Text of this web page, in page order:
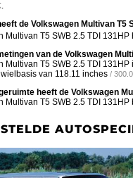
.
de Volkswagen Multivan T5
Multivan T5 SWB 2.5 TDI
van de Volkswagen
Multivan T5 SWB 2.5 TDI 131HP
van 118.11 inches /
heeft de Volkswagen
Multivan T5 SWB 2.5 TDI 131HP